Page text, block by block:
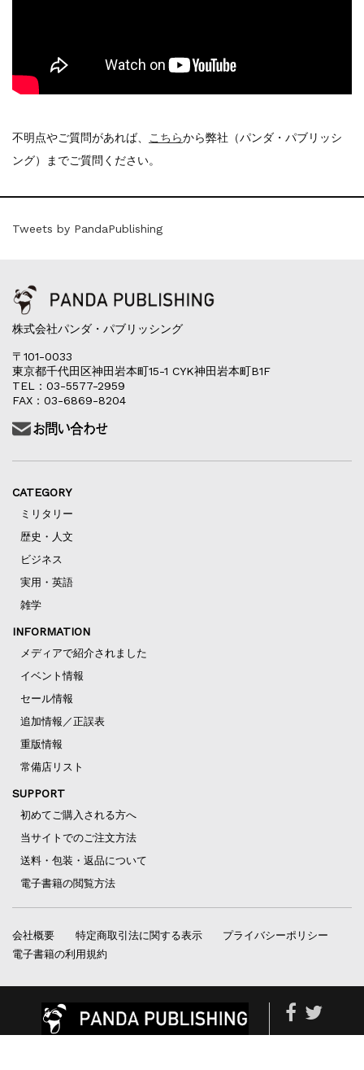
不明点やご質問があれば、 こちらから弊社（パンダ・パブリッシ
ング）までご質問ください。
Tweets by PandaPublishing
株式会社パンダ・パブリッシング
〒101-0033
東京都千代田区神田岩本町15-1 CYK神田岩本町B1F
TEL：03-5577-2959
FAX：03-6869-8204
CATEGORY
ミリタリー
歴史・人文
ビジネス
実用・英語
雑学
INFORMATION
メディアで紹介されました
イベント情報
セール情報
追加情報／正誤表
重版情報
常備店リスト
SUPPORT
初めてご購入される方へ
当サイトでのご注文方法
送料・包装・返品について
電子書籍の閲覧方法
会社概要 特定商取引法に関する表示
プライバシーポリシー
電子書籍の利用規約